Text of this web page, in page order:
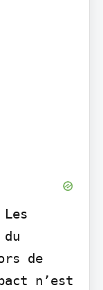
de
n’est